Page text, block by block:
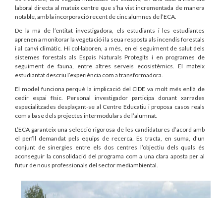
laboral directa al mateix centre que s’ha vist incrementada de manera
notable, amb la incorporació recent de cinc alumnes de l’ECA.
De la mà de l’entitat investigadora, els estudiants i les estudiantes
aprenen a monitorar la vegetació i la seua resposta als incendis forestals
i al canvi climàtic. Hi col·laboren, a més, en el seguiment de salut dels
sistemes forestals als Espais Naturals Protegits i en programes de
seguiment de fauna, entre altres serveis ecosistèmics. El mateix
estudiantat descriu l’experiència com a transformadora.
El model funciona perquè la implicació del CIDE va molt més enllà de
cedir espai físic. Personal investigador participa donant xarrades
especialitzades desplaçant-se al Centre Educatiu i proposa casos reals
com a base dels projectes intermodulars de l’alumnat.
L’ECA garanteix una selecció rigorosa de les candidatures d’acord amb
el perfil demandat pels equips de recerca. Es tracta, en suma, d’un
conjunt de sinergies entre els dos centres l’objectiu dels quals és
aconseguir la consolidació del programa com a una clara aposta per al
futur de nous professionals del sector mediambiental.